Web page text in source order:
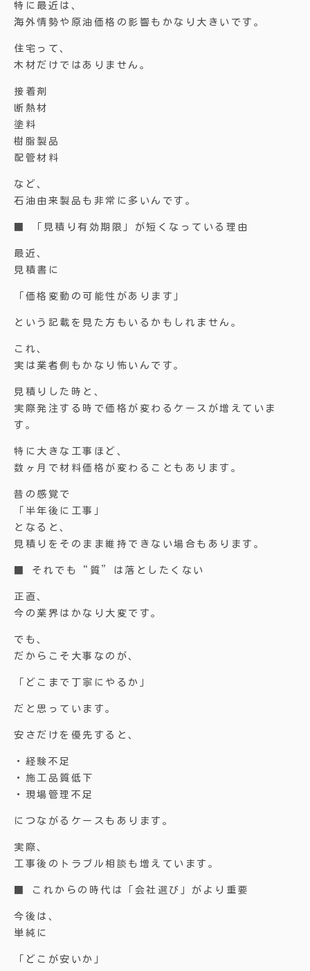
特に最近は、
海外情勢や原油価格の影響もかなり大きいです。
住宅って、
木材だけではありません。
接着剤
断熱材
塗料
樹脂製品
配管材料
など、
石油由来製品も非常に多いんです。
■ 「見積り有効期限」が短くなっている理由
最近、
見積書に
「価格変動の可能性があります」
という記載を見た方もいるかもしれません。
これ、
実は業者側もかなり怖いんです。
見積りした時と、
実際発注する時で価格が変わるケースが増えていま
す。
特に大きな工事ほど、
数ヶ月で材料価格が変わることもあります。
昔の感覚で
「半年後に工事」
となると、
見積りをそのまま維持できない場合もあります。
■ それでも“質”は落としたくない
正直、
今の業界はかなり大変です。
でも、
だからこそ大事なのが、
「どこまで丁寧にやるか」
だと思っています。
安さだけを優先すると、
・経験不足
・施工品質低下
・現場管理不足
につながるケースもあります。
実際、
工事後のトラブル相談も増えています。
■ これからの時代は「会社選び」がより重要
今後は、
単純に
「どこが安いか」